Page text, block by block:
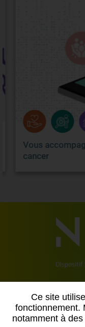
Ce site
fonctionnement.
notamment à
Vous
cancer
54500